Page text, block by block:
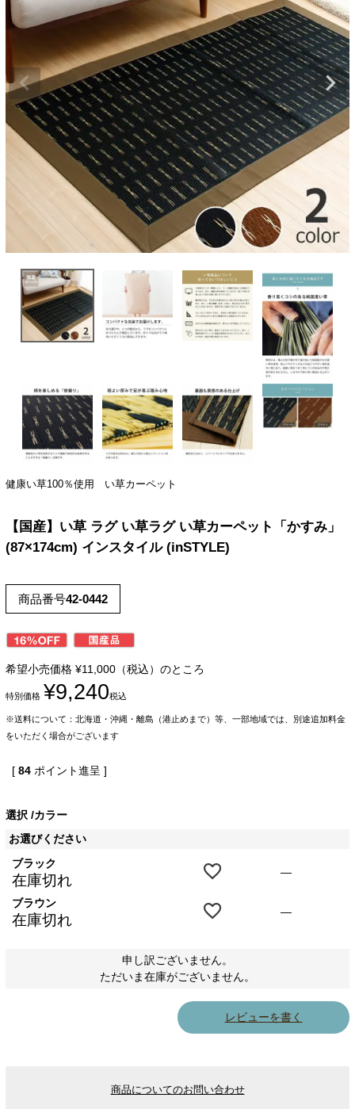
健康い草100％使用 い草カーペット
【国産】い草 ラグ い草ラグ い草カーペット「かすみ」
(87×174cm) インスタイル (inSTYLE)
商品番号42-0442
希望小売価格 ¥11,000 （税込）のところ
特別価格 ¥9,240税込
※送料について：北海道・沖縄・離島（港止めまで）等、一部地域では、別途追加料金
をいただく場合がございます
[ 84 ポイント進呈 ]
選択
カラー
お選びください
ブラック
在庫切れ
—
ブラウン
在庫切れ
—
申し訳ございません。
ただいま在庫がございません。
レビューを書く
商品についてのお問い合わせ